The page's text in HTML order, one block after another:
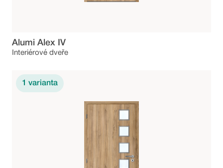
Alumi Alex IV
Interiérové dveře
1 varianta